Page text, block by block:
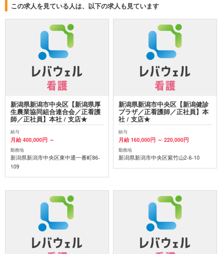
この求人を見ている人は、以下の求人も見ています
新潟県新潟市中央区【新潟県厚
生農業協同組合連合会／正看護
師／正社員】本社 / 支店★
給与
月給 400,000円 ～
勤務地
新潟県新潟市中央区東中通一番町86-
109
新潟県新潟市中央区【新潟健診
プラザ／正看護師／正社員】本
社 / 支店★
給与
月給 160,000円 ～ 220,000円
勤務地
新潟県新潟市中央区紫竹山2-6-10